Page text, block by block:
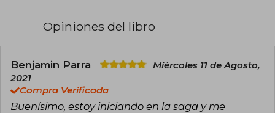
supervivencia. La marca “Erin Hunter” se ha
Guerreros, serie que ha alcanzado un notable
éxito internacional y que se ha traducido a
múltiples idiomas. Con una narración ágil y un
Opiniones del libro
Benjamin Parra
Miércoles 11 de Agosto,
2021
Compra Verificada
Buenísimo, estoy iniciando en la saga y me